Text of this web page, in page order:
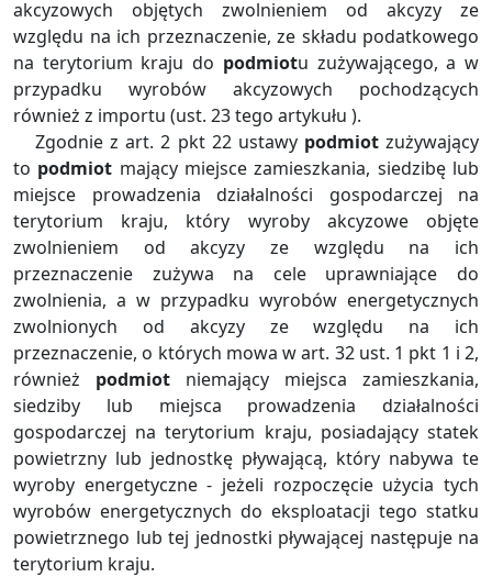
akcyzowych objętych zwolnieniem od akcyzy ze
względu na ich przeznaczenie, ze składu podatkowego
na terytorium kraju do podmiotu zużywającego, a w
przypadku wyrobów akcyzowych pochodzących
również z importu (ust. 23 tego artykułu ).
Zgodnie z art. 2 pkt 22 ustawy podmiotzużywający
to podmiot mający miejsce zamieszkania, siedzibę lub
miejsce prowadzenia działalności gospodarczej na
terytorium kraju, który wyroby akcyzowe objęte
zwolnieniem od akcyzy ze względu na ich
przeznaczenie zużywa na cele uprawniające do
zwolnienia, a w przypadku wyrobów energetycznych
zwolnionych od akcyzy ze względu na ich
przeznaczenie, o których mowa w art. 32 ust. 1 pkt 1 i 2,
również podmiot niemający miejsca zamieszkania,
siedziby lub miejsca prowadzenia działalności
gospodarczej na terytorium kraju, posiadający statek
powietrzny lub jednostkę pływającą, który nabywa te
wyroby energetyczne - jeżeli rozpoczęcie użycia tych
wyrobów energetycznych do eksploatacji tego statku
powietrznego lub tej jednostki pływającej następuje na
terytorium kraju.